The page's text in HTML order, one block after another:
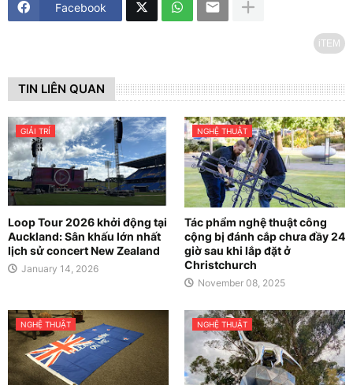
Facebook
iTEM
TIN LIÊN QUAN
GIẢI TRÍ
Loop Tour 2026 khởi động tại
Auckland: Sân khấu lớn nhất
lịch sử concert New Zealand
January 14, 2026
NGHỆ THUẬT
Tác phẩm nghệ thuật công
cộng bị đánh cắp chưa đầy 24
giờ sau khi lắp đặt ở
Christchurch
November 08, 2025
NGHỆ THUẬT NGHỆ THUẬT